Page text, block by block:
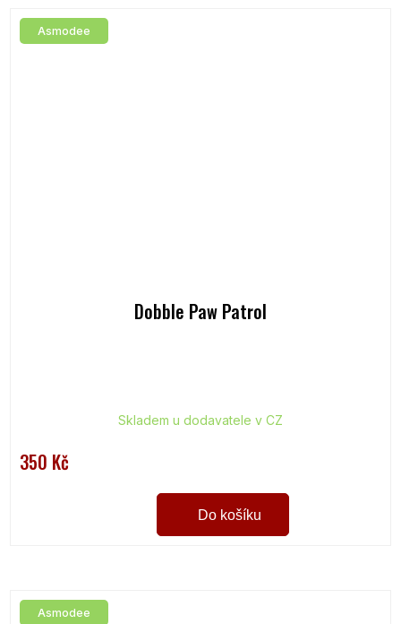
Asmodee
Dobble Paw Patrol
Skladem u dodavatele v CZ
350 Kč
Do košíku
Asmodee